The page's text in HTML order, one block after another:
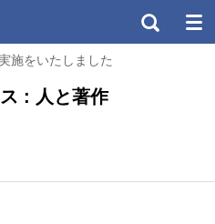
施をいたしました
: 人と著作